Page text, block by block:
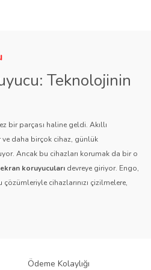
olmalı.
Gönder
Teknolojinin
bir parçası haline geldi. Akıllı
daha birçok cihaz, günlük
Ancak bu cihazları korumak da bir o
koruyucuları devreye giriyor. Engo,
cihazlarınızı çizilmelere,
dayanan tecrübesi ve teknolojiye
Ödeme Kolaylığı